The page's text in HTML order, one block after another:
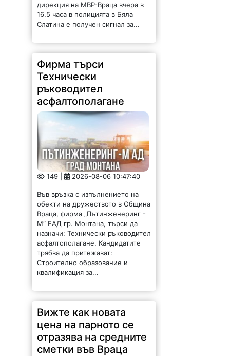
дирекция на МВР-Враца вчера в
16.5 часа в полицията в Бяла
Слатина е получен сигнал за...
Фирма търси
Технически
ръководител
асфалтополагане
149 | 2026-08-06 10:47:40
Във връзка с изпълнението на
обекти на дружеството в Община
Враца, фирма „Пътинженеринг -
М“ ЕАД гр. Монтана, търси да
назначи: Технически ръководител
асфалтополагане. Кандидатите
трябва да притежават:
Строително образование и
квалификация за...
Вижте как новата
цена на парното се
отразява на средните
сметки във Враца